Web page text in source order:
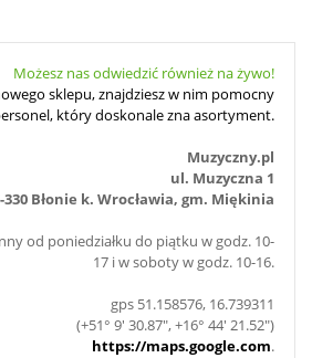
Możesz nas odwiedzić również na żywo!
sklepu, znajdziesz w nim pomocny
który doskonale zna asortyment.
Muzyczny.pl
ul. Muzyczna 1
330 Błonie k. Wrocławia, gm. Miękinia
od poniedziałku do piątku w godz. 10-
17 i w soboty w godz. 10-16.
gps 51.158576, 16.739311
(+51° 9' 30.87", +16° 44' 21.52")
https://maps.google.com.